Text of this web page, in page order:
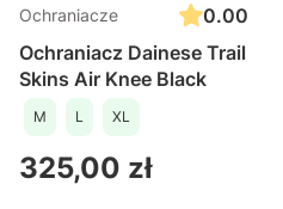
Ochraniacze
0.00
Ochraniacz Dainese Trail
Skins Air Knee Black
M L XL
Cena
325,00 zł